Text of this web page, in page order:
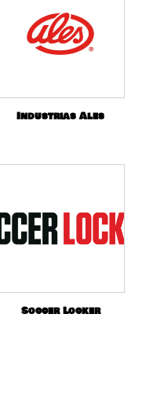
Industrias Ales
Soccer Locker